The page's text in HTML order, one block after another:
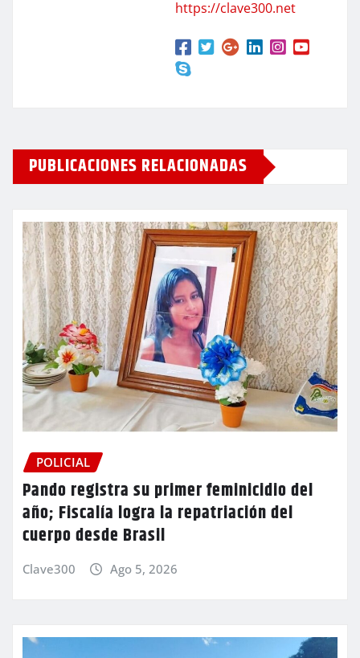
https://clave300.net
PUBLICACIONES RELACIONADAS
POLICIAL
Pando registra su primer feminicidio del
año; Fiscalía logra la repatriación del
cuerpo desde Brasil
Clave300 Ago 5, 2026